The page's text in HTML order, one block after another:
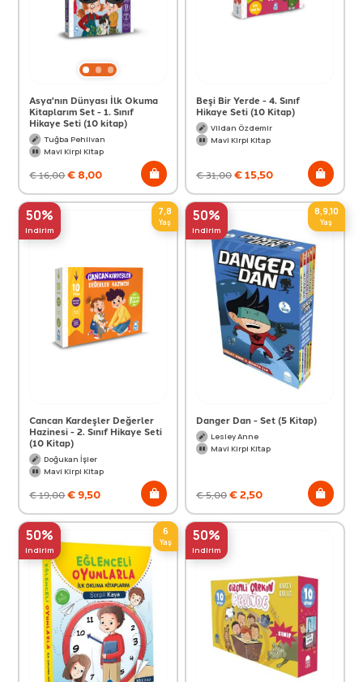
Asya'nın Dünyası İlk Okuma
Kitaplarım Set - 1. Sınıf
Hikaye Seti (10 kitap)
Tuğba Pehlivan
Mavi Kirpi Kitap
€16,00€8,00
Beşi Bir Yerde - 4. Sınıf
Hikaye Seti (10 Kitap)
Vildan Özdemir
Mavi Kirpi Kitap
€31,00€15,50
50%
indirim
7,8
Yaş
Cancan Kardeşler Değerler
Hazinesi - 2. Sınıf Hikaye Seti
(10 Kitap)
Doğukan İşler
Mavi Kirpi Kitap
€19,00€9,50
50%
indirim
8,9,10
Yaş
Danger Dan - Set (5 Kitap)
Lesley Anne
Mavi Kirpi Kitap
€5,00€2,50
50%
indirim
6
Yaş 50%
indirim